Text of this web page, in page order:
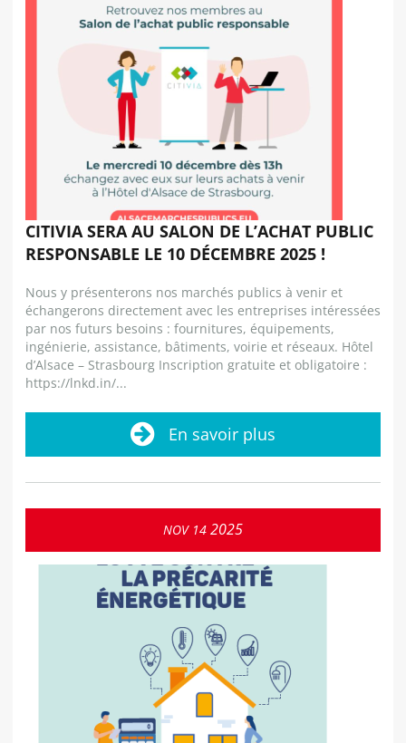
CITIVIA SERA AU SALON DE L’ACHAT PUBLIC
RESPONSABLE LE 10 DÉCEMBRE 2025 !
Nous y présenterons nos marchés publics à venir et
échangerons directement avec les entreprises intéressées
par nos futurs besoins : fournitures, équipements,
ingénierie, assistance, bâtiments, voirie et réseaux. Hôtel
d’Alsace – Strasbourg Inscription gratuite et obligatoire :
https://lnkd.in/...
En savoir plus
NOV 14 2025